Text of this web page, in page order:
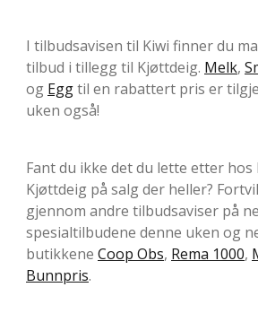
I tilbudsavisen til Kiwi finner du
tilbud i tillegg til Kjøttdeig. Melk,
og Eggtil en rabattert pris er
uken også!
Fant du ikke det du lette etter hos
Kjøttdeig på salg der heller?
gjennom andre tilbudsaviser på
spesialtilbudene denne uken og
butikkene Coop Obs, Rema 1000,
Bunnpris.